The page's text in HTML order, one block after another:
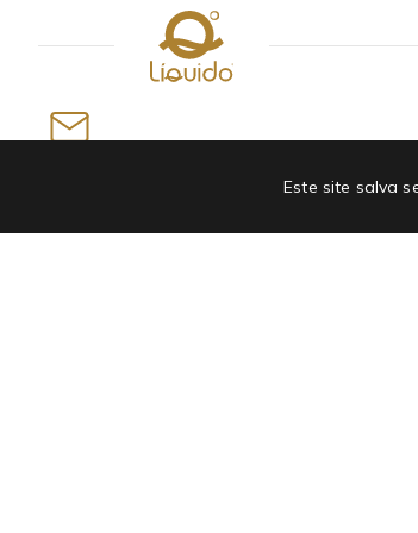
Este site salva